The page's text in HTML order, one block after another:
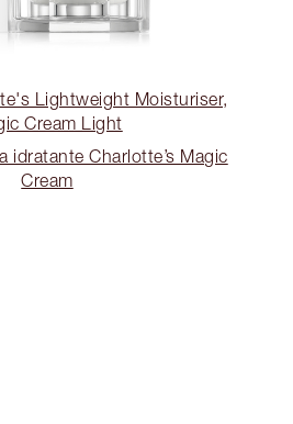
Lightweight Moisturiser,
Cream Light
idratante Charlotte’s Magic
Cream